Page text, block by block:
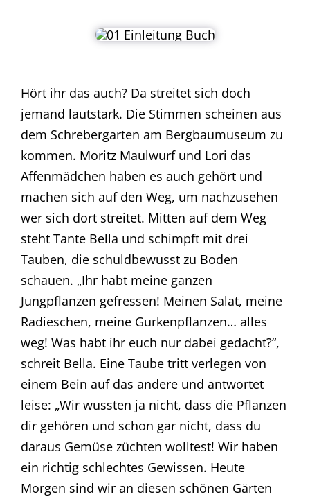
Hört ihr das auch? Da streitet sich doch
jemand lautstark. Die Stimmen scheinen aus
dem Schrebergarten am Bergbaumuseum zu
kommen. Moritz Maulwurf und Lori das
Affenmädchen haben es auch gehört und
machen sich auf den Weg, um nachzusehen
wer sich dort streitet. Mitten auf dem Weg
steht Tante Bella und schimpft mit drei
Tauben, die schuldbewusst zu Boden
schauen. „Ihr habt meine ganzen
Jungpflanzen gefressen! Meinen Salat, meine
Radieschen, meine Gurkenpflanzen… alles
weg! Was habt ihr euch nur dabei gedacht?“,
schreit Bella. Eine Taube tritt verlegen von
einem Bein auf das andere und antwortet
leise: „Wir wussten ja nicht, dass die Pflanzen
dir gehören und schon gar nicht, dass du
daraus Gemüse züchten wolltest! Wir haben
ein richtig schlechtes Gewissen. Heute
Morgen sind wir an diesen schönen Gärten